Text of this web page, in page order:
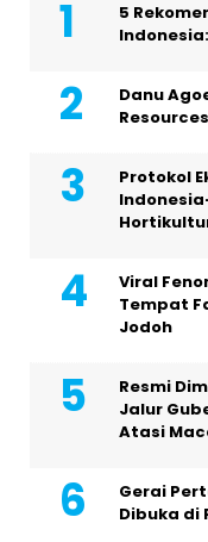
5
Danu
Protokol
Viral
Tempat
Jodoh
Resmi
Jalur
Atasi
Gerai
Dibuka di